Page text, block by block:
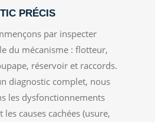
PRÉCIS
par inspecter
du mécanisme : flotteur,
réservoir et raccords.
diagnostic complet, nous
les dysfonctionnements
les causes cachées (usure,